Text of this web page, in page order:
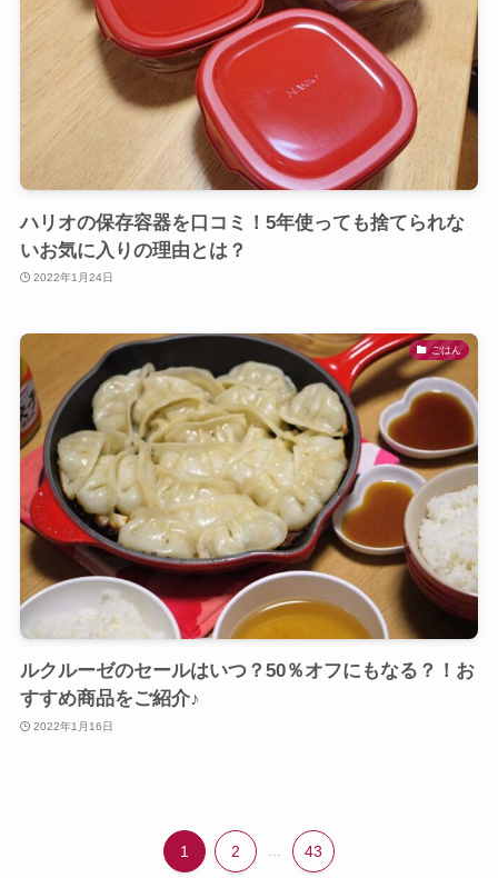
ハリオの保存容器を口コミ！5年使っても捨てられな
いお気に入りの理由とは？
2022年1月24日
ごはん
ルクルーゼのセールはいつ？50％オフにもなる？！お
すすめ商品をご紹介♪
2022年1月16日
1 2 ... 43